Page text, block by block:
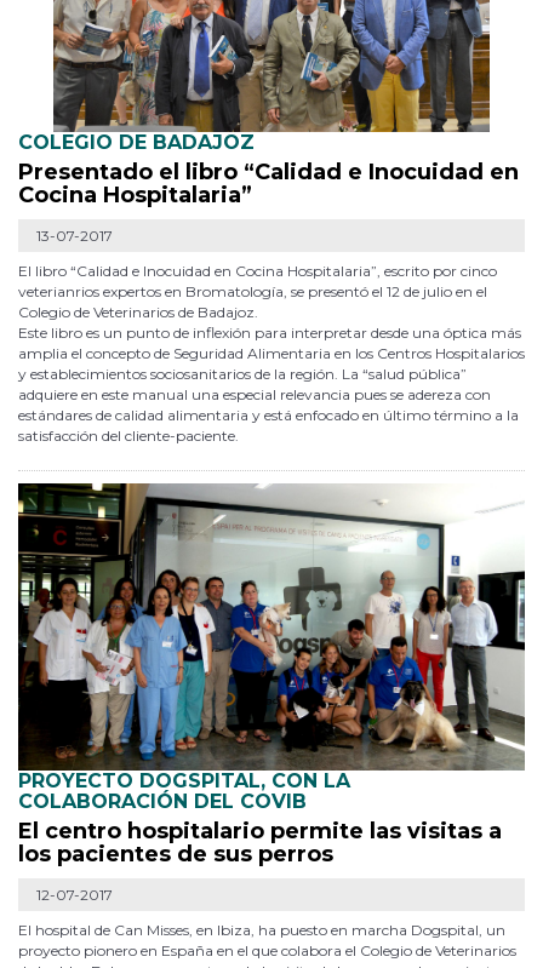
COLEGIO DE BADAJOZ
Presentado el libro “Calidad e Inocuidad en
Cocina Hospitalaria”
13-07-2017
El libro “Calidad e Inocuidad en Cocina Hospitalaria”, escrito por cinco
veterianrios expertos en Bromatología, se presentó el 12 de julio en el
Colegio de Veterinarios de Badajoz.
Este libro es un punto de inflexión para interpretar desde una óptica más
amplia el concepto de Seguridad Alimentaria en los Centros Hospitalarios
y establecimientos sociosanitarios de la región. La “salud pública”
adquiere en este manual una especial relevancia pues se adereza con
estándares de calidad alimentaria y está enfocado en último término a la
satisfacción del cliente-paciente.
PROYECTO DOGSPITAL, CON LA
COLABORACIÓN DEL COVIB
El centro hospitalario permite las visitas a
los pacientes de sus perros
12-07-2017
El hospital de Can Misses, en Ibiza, ha puesto en marcha Dogspital, un
proyecto pionero en España en el que colabora el Colegio de Veterinarios